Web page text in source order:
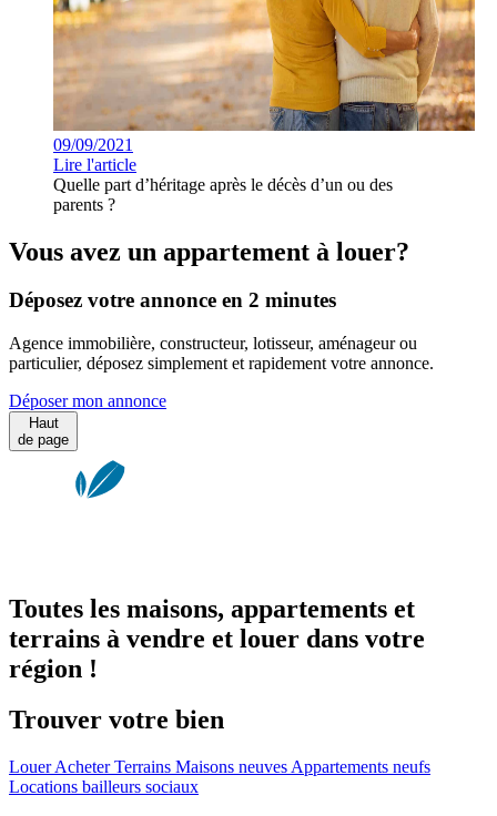
09/09/2021
Lire l'article
Quelle part d’héritage après le décès d’un ou des
parents ?
Vous avez un appartement à louer?
Déposez votre annonce en 2 minutes
Agence immobilière, constructeur, lotisseur, aménageur ou
particulier, déposez simplement et rapidement votre annonce.
Déposer mon annonce
Haut
de page
Toutes les maisons, appartements et
terrains à vendre et louer dans votre
région !
Trouver votre bien
LouerAcheterTerrains Maisons neuves Appartements neufs
Locations bailleurs sociaux